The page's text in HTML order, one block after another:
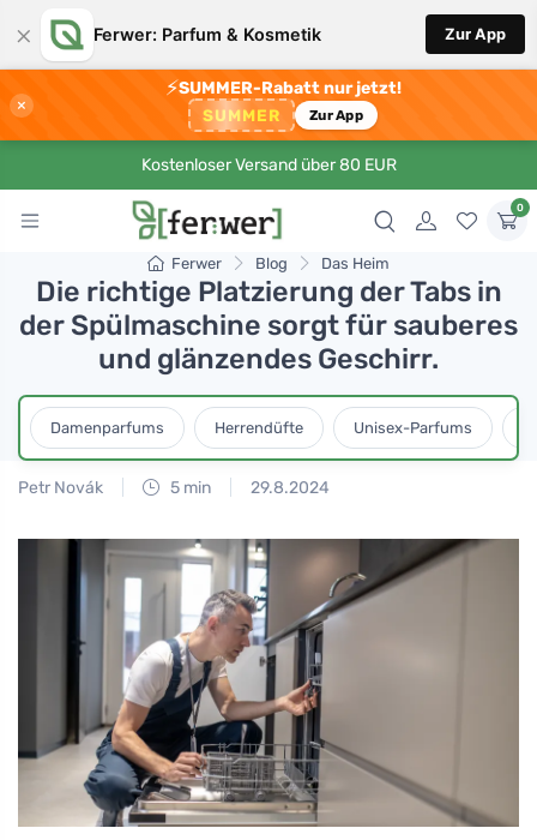
× Ferwer: Parfum & Kosmetik Zur App
×
⚡SUMMER-Rabatt nur jetzt!
SUMMER Zur App
Kostenloser Versand über 80 EUR
0
Ferwer Blog Das Heim
Die richtige Platzierung der Tabs in
der Spülmaschine sorgt für sauberes
und glänzendes Geschirr.
Damenparfums Herrendüfte Unisex-Parfums
Petr Novák 5 min 29.8.2024